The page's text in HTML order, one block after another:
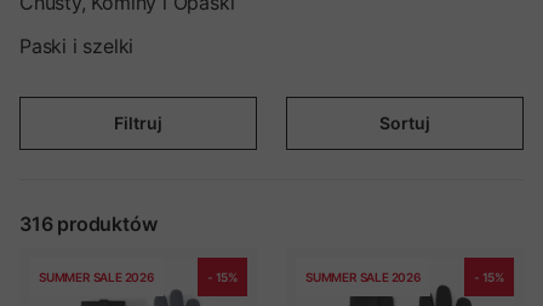
Paski i szelki
Filtruj Sortuj
316 produktów
SUMMER SALE 2026 - 15% SUMMER SALE 2026 - 15%